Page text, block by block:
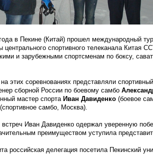
в Пекине (Китай) прошел международный
центрального спортивного телеканала Китая
и зарубежными спортсменам по боксу,
этих соревнованиях представляли
сборной России по боевому самбо
мастер спорта Иван Давиденко (боевое
самбо, Москва).
Иван Давиденко одержал уверенную
преимуществом уступила
российская делегация посетила Пекинский